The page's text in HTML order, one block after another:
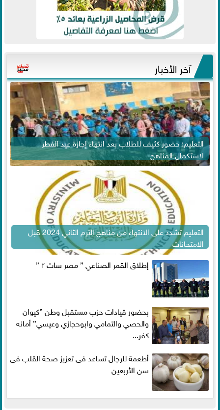
آخر الأخبار
التعليم: حضور كثيف للطلاب بعد انتهاء إجازة عيد الفطر
لاستكمال المناهج
التعليم تشدد على الانتهاء من مناهج الترم الثاني 2024 قبل
الامتحانات
إطلاق القمر الصناعي ” مصر سات ٢ ”
بحضور قيادات حزب مستقبل وطن ”كيوان
والحصي والتمامي وابوحجازي وعيسي” أمانه
كفر...
أطعمة للرجال تساعد فى تعزيز صحة القلب فى
سن الأربعين